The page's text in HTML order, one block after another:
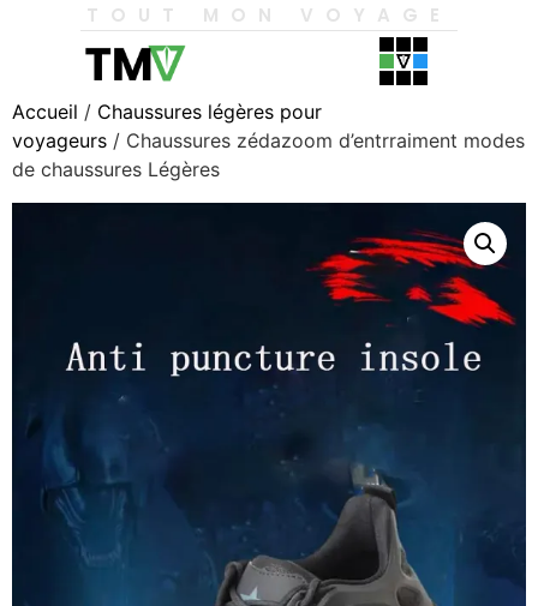
TOUT MON VOYAGE
Accueil / Chaussures légères pour
voyageurs / Chaussures zédazoom d’entrraiment modes
de chaussures Légères